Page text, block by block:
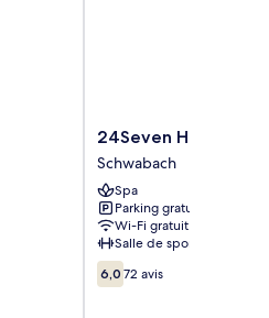
24Seven
Hotel
Schwabach
Schwabach
24Seven Hotel
Schwabach
Spa
Parking gratuit
Wi-Fi gratuit
Salle de sport
6.0
sur
6,0 72 avis